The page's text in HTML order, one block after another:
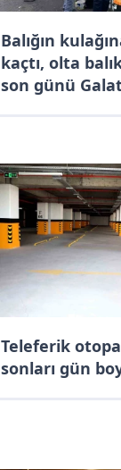
Balığın
kaçtı, olta
son günü
Teleferik
sonları gün